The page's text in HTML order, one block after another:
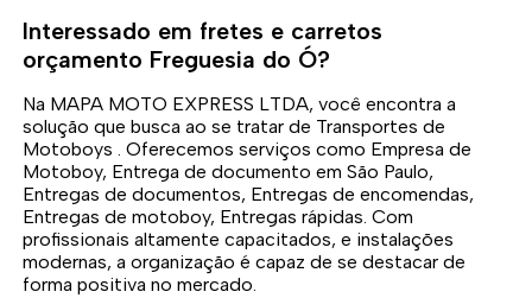
Interessado em fretes e carretos
orçamento Freguesia do Ó?
Na MAPA MOTO EXPRESS LTDA, você encontra a
solução que busca ao se tratar de Transportes de
Motoboys . Oferecemos serviços como Empresa de
Motoboy, Entrega de documento em São Paulo,
Entregas de documentos, Entregas de encomendas,
Entregas de motoboy, Entregas rápidas. Com
profissionais altamente capacitados, e instalações
modernas, a organização é capaz de se destacar de
forma positiva no mercado.